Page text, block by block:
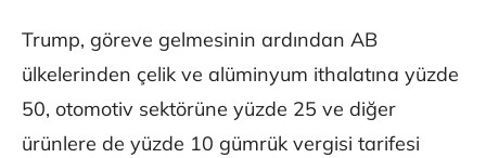
Trump, göreve gelmesinin ardından AB
ülkelerinden çelik ve alüminyum ithalatına yüzde
50, otomotiv sektörüne yüzde 25 ve diğer
ürünlere de yüzde 10 gümrük vergisi tarifesi